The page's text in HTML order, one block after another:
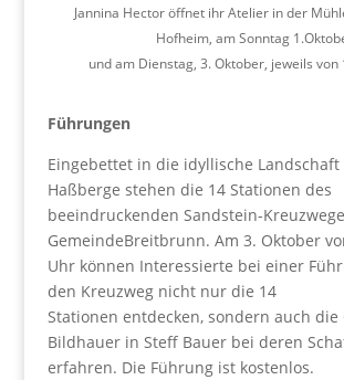
Jannina Hector öffnet ihr Atelier in der
Hofheim, am Sonntag
und am Dienstag, 3. Oktober, jeweils von
Führungen
Eingebettet in die idyllische Landschaft
Haßberge stehen die 14 Stationen des
beeindruckenden Sandstein-
GemeindeBreitbrunn. Am 3. Oktober
Uhr können Interessierte bei einer
den Kreuzweg nicht nur die 14
Stationen entdecken, sondern auch die
Bildhauer in Steff Bauer bei deren
erfahren. Die Führung ist kostenlos.